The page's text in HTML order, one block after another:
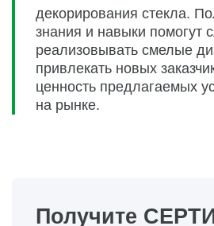
декорирования стекла.
знания и навыки помогут
реализовывать смелые
привлекать новых
ценность предлагаемых
на рынке.
Получите